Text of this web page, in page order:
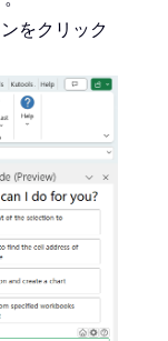
をクリック